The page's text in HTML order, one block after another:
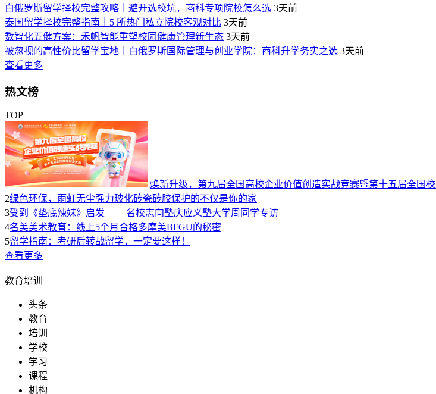
白俄罗斯留学择校完整攻略｜避开选校坑，商科专项院校怎么选 3天前
泰国留学择校完整指南｜5 所热门私立院校客观对比 3天前
数智化五健方案：禾帆智能重塑校园健康管理新生态 3天前
被忽视的高性价比留学宝地｜白俄罗斯国际管理与创业学院：商科升学务实之选 3天前
查看更多
热文榜
TOP
焕新升级，第九届全国高校企业价值创造实战竞赛暨第十五届全国校
2绿色环保，雨虹无尘强力玻化砖瓷砖胶保护的不仅是你的家
3受到《垫底辣妹》启发 ——名校志向塾庆应义塾大学周同学专访
4名美美术教育：线上5个月合格多摩美BFGU的秘密
5留学指南：考研后转战留学，一定要这样！
查看更多
教育培训
头条
教育
培训
学校
学习
课程
机构